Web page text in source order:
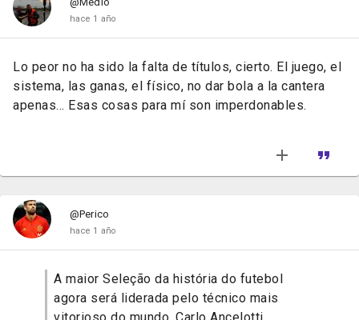
hace 1 año
Lo peor no ha sido la falta de títulos, cierto. El juego, el
sistema, las ganas, el físico, no dar bola a la cantera
apenas... Esas cosas para mí son imperdonables.
@Perico
hace 1 año
A maior Seleção da história do futebol
agora será liderada pelo técnico mais